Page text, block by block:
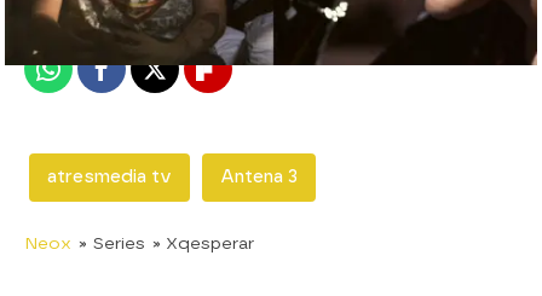
Publicado:22 de marzo de 2015, 17:41
WhatsappFacebook
X Flipboard
atresmedia tv Antena 3
Neox » Series » Xqesperar